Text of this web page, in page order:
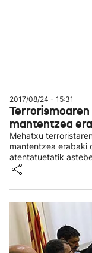
2017/08/24 - 15:31
mantentzea
Mehatxu
mantentzea erabaki
atentatuetatik